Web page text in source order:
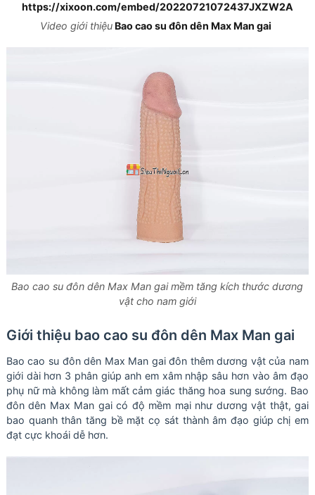
https://xixoon.com/embed/20220721072437JXZW2A
Video giới thiệu Bao cao su đôn dên Max Man gai
Bao cao su đôn dên Max Man gai mềm tăng kích thước dương
vật cho nam giới
Giới thiệu bao cao su đôn dên Max Man gai
Bao cao su đôn dên Max Man gai đôn thêm dương vật của nam
giới dài hơn 3 phân giúp anh em xâm nhập sâu hơn vào âm đạo
phụ nữ mà không làm mất cảm giác thăng hoa sung sướng. Bao
đôn dên Max Man gai có độ mềm mại như dương vật thật, gai
bao quanh thân tăng bề mặt cọ sát thành âm đạo giúp chị em
đạt cực khoái dễ hơn.